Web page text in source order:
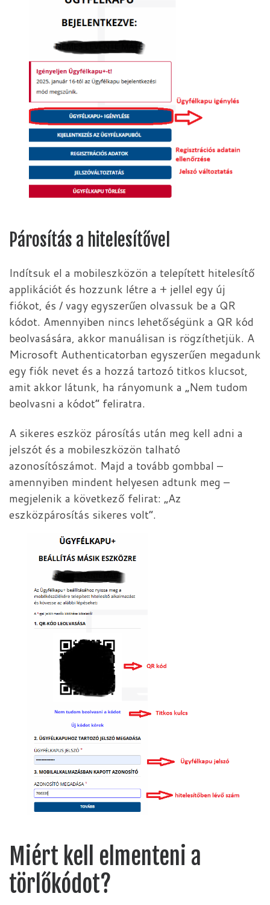
Párosítás a hitelesítővel
Indítsuk el a mobileszközön a telepített hitelesítő
applikációt és hozzunk létre a + jellel egy új
fiókot, és / vagy egyszerűen olvassuk be a QR
kódot. Amennyiben nincs lehetőségünk a QR kód
beolvasására, akkor manuálisan is rögzíthetjük. A
Microsoft Authenticatorban egyszerűen megadunk
egy fiók nevet és a hozzá tartozó titkos klucsot,
amit akkor látunk, ha rányomunk a „Nem tudom
beolvasni a kódot” feliratra.
A sikeres eszköz párosítás után meg kell adni a
jelszót és a mobileszközön talható
azonosítószámot. Majd a tovább gombbal –
amennyiben mindent helyesen adtunk meg –
megjelenik a következő felirat: „Az
eszközpárosítás sikeres volt”.
Miért kell elmenteni a
törlőkódot?